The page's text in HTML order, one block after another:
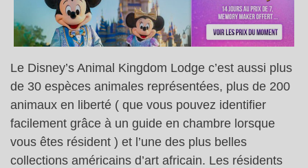
Le Disney’s Animal Kingdom Lodge c’est aussi plus
de 30 espèces animales représentées, plus de 200
animaux en liberté ( que vous pouvez identifier
facilement grâce à un guide en chambre lorsque
vous êtes résident ) et l’une des plus belles
collections américains d’art africain. Les résidents